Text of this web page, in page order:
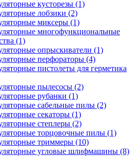
кусторезы (1)
лобзики (2)
миксеры (1)
многофункциональные
(1)
опрыскиватели (1)
перфораторы (4)
пистолеты для герметика
пылесосы (2)
рубанки (1)
сабельные пилы (2)
секаторы (1)
степлеры (2)
торцовочные пилы (1)
триммеры (10)
угловые шлифмашины (8)